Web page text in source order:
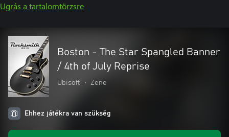
Ugrás a tartalomtörzsre
Boston - The Star Spangled Banner
/ 4th of July Reprise
Ubisoft • Zene
Ehhez játékra van szükség